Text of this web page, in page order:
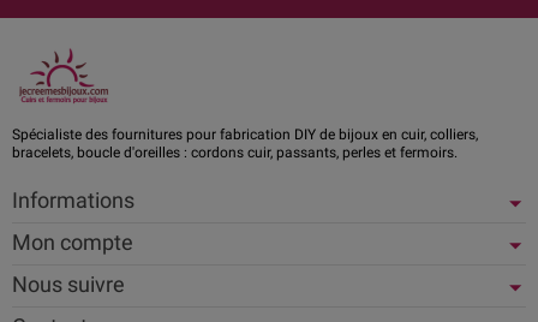
Spécialiste des fournitures pour fabrication DIY de bijoux en cuir, colliers,
bracelets, boucle d'oreilles : cordons cuir, passants, perles et fermoirs.
Informations
Mon compte
Nous suivre